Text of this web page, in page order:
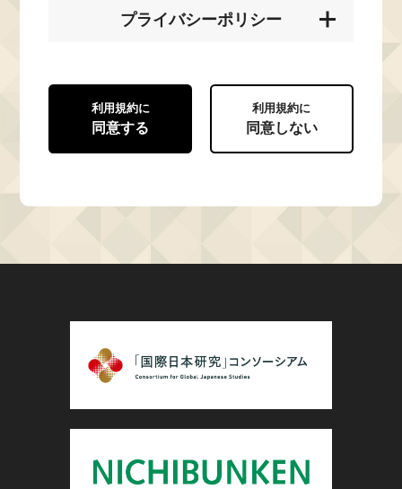
プライバシーポリシー
利用規約に
同意する
利用規約に
同意しない